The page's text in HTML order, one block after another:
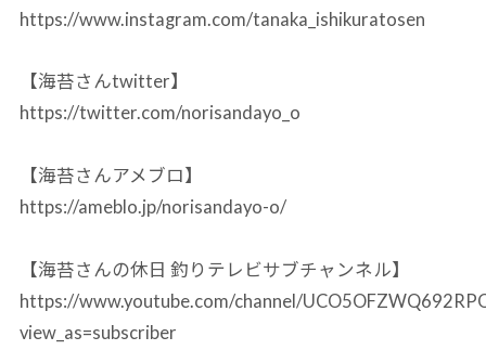
https://www.instagram.com/tanaka_ishikuratosen
【海苔さんtwitter】
https://twitter.com/norisandayo_o
【海苔さんアメブロ】
https://ameblo.jp/norisandayo-o/
【海苔さんの休日 釣りテレビサブチャンネル】
https://www.youtube.com/channel/
view_as=subscriber